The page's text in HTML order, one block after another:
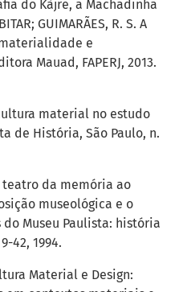
do Kàjre, a Machadinha
GUIMARÃES, R. S. A
e
Mauad, FAPERJ, 2013.
material no estudo
de História, São Paulo, n.
teatro da memória ao
museológica e o
Museu Paulista: história
42, 1994.
Material e Design: